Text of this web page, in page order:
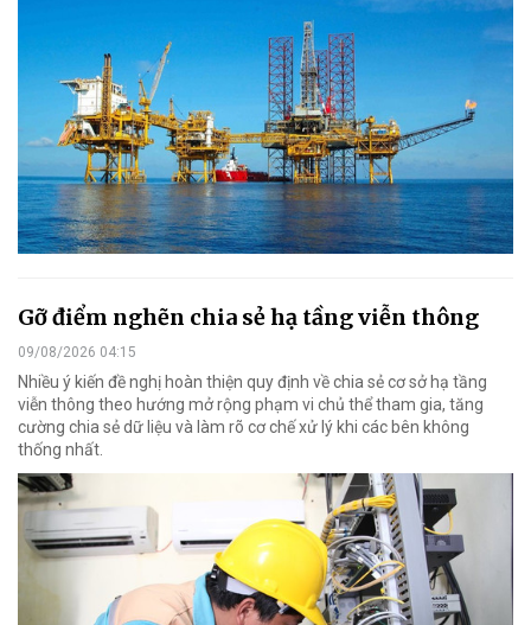
Gỡ điểm nghẽn chia sẻ hạ tầng viễn thông
09/08/2026 04:15
Nhiều ý kiến đề nghị hoàn thiện quy định về chia sẻ cơ sở hạ tầng
viễn thông theo hướng mở rộng phạm vi chủ thể tham gia, tăng
cường chia sẻ dữ liệu và làm rõ cơ chế xử lý khi các bên không
thống nhất.